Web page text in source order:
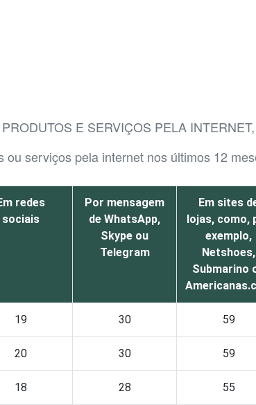
E SERVIÇOS PELA
serviços pela internet nos últimos 12
redes
sociais
Por mensagem
de WhatsApp,
Skype ou
Telegram
Em sites
lojas, como,
exemplo,
Netshoes,
Submarino
19 30 59
20 30 59
18 28 55